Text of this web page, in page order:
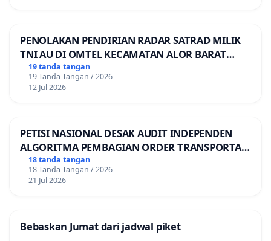
PENOLAKAN PENDIRIAN RADAR SATRAD MILIK
TNI AU DI OMTEL KECAMATAN ALOR BARAT
LAUT, KABUPATEN ALOR
19 tanda tangan
19 Tanda Tangan / 2026
12 Jul 2026
PETISI NASIONAL DESAK AUDIT INDEPENDEN
ALGORITMA PEMBAGIAN ORDER TRANSPORTASI
ONLINE
18 tanda tangan
18 Tanda Tangan / 2026
21 Jul 2026
Bebaskan Jumat dari jadwal piket